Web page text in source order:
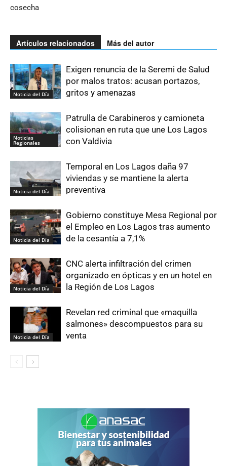
cosecha
Artículos relacionados Más del autor
Noticia del Día
Exigen renuncia de la Seremi de Salud
por malos tratos: acusan portazos,
gritos y amenazas
Noticias
Regionales
Patrulla de Carabineros y camioneta
colisionan en ruta que une Los Lagos
con Valdivia
Noticia del Día
Temporal en Los Lagos daña 97
viviendas y se mantiene la alerta
preventiva
Noticia del Día
Gobierno constituye Mesa Regional por
el Empleo en Los Lagos tras aumento
de la cesantía a 7,1%
Noticia del Día
CNC alerta infiltración del crimen
organizado en ópticas y en un hotel en
la Región de Los Lagos
Noticia del Día
Revelan red criminal que «maquilla
salmones» descompuestos para su
venta